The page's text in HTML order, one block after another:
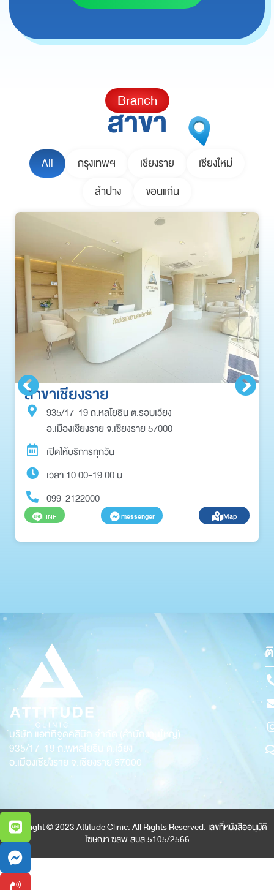
Branch
สาขา
All กรุงเทพฯ เชียงราย
เชียงใหม่
ลำปาง
ขอนแก่น
สาขาเชียงราย
935/17-19 ถ.หลโยธิน ต.รอบเวียง
อ.เมืองเชียงราย จ.เชียงราย 57000
เปิดให้บริการทุกวัน
เวลา 10.00-19.00 น.
099-2122000
LINE messenger Map
บริษัท แอททิจูดคลินิก จำกัด (สำนักงานใหญ่)
935/17-19 ถ.พหลโยธิน ต.เวียง
อ.เมืองเชียงราย จ.เชียงราย 57000
Copyright © 2023 Attitude Clinic. All Rights Reserved. เลขที่หนังสืออนุมัติ
โฆษณา ฆสพ.สบส.5105/2566